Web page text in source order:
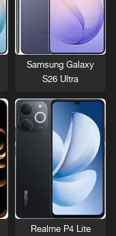
Samsung Galaxy
S26 Ultra
Realme P4 Lite